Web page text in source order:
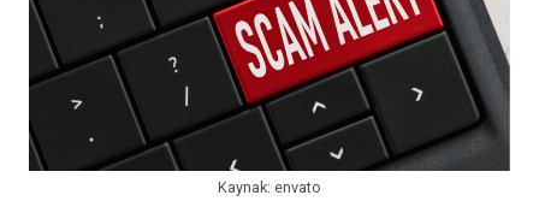
Kaynak: envato